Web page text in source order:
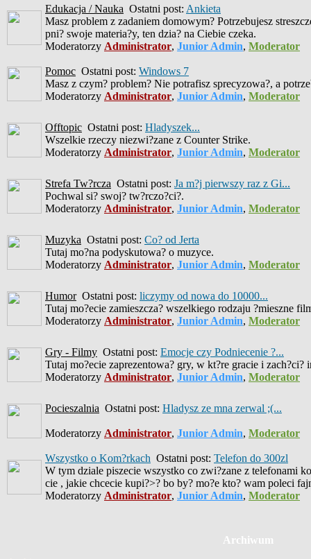
Edukacja / Nauka Ostatni post: Ankieta
Masz problem z zadaniem domowym? Potrzebujesz
pni? swoje materia?y, ten dzia? na Ciebie czeka.
Moderatorzy Administrator, Junior Admin, Moderator
Pomoc Ostatni post: Windows 7
Masz z czym? problem? Nie potrafisz sprecyzowa?, a
Moderatorzy Administrator, Junior Admin, Moderator
Offtopic Ostatni post: Hladyszek...
Wszelkie rzeczy niezwi?zane z Counter Strike.
Moderatorzy Administrator, Junior Admin, Moderator
Strefa Tw?rcza Ostatni post: Ja m?j pierwszy raz z Gi...
Pochwal si? swoj? tw?rczo?ci?.
Moderatorzy Administrator, Junior Admin, Moderator
Muzyka Ostatni post: Co? od Jerta
Tutaj mo?na podyskutowa? o muzyce.
Moderatorzy Administrator, Junior Admin, Moderator
HumorOstatni post: liczymy od nowa do 10000...
Tutaj mo?ecie zamieszcza? wszelkiego rodzaju ?mieszne
Moderatorzy Administrator, Junior Admin, Moderator
Gry - Filmy Ostatni post: Emocje czy Podniecenie ?...
Tutaj mo?ecie zaprezentowa? gry, w kt?re gracie i zach?ci?
Moderatorzy Administrator, Junior Admin, Moderator
Pocieszalnia Ostatni post: Hladysz ze mna zerwal ;(...
Moderatorzy Administrator, Junior Admin, Moderator
Wszystko o Kom?rkach Ostatni post: Telefon do 300zl
W tym dziale piszecie wszystko co zwi?zane z telefonami
cie , jakie chcecie kupi?>? bo by? mo?e kto? wam poleci
Moderatorzy Administrator, Junior Admin, Moderator
Archiwum